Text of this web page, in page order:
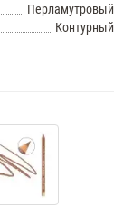
Перламутровый
Контурный